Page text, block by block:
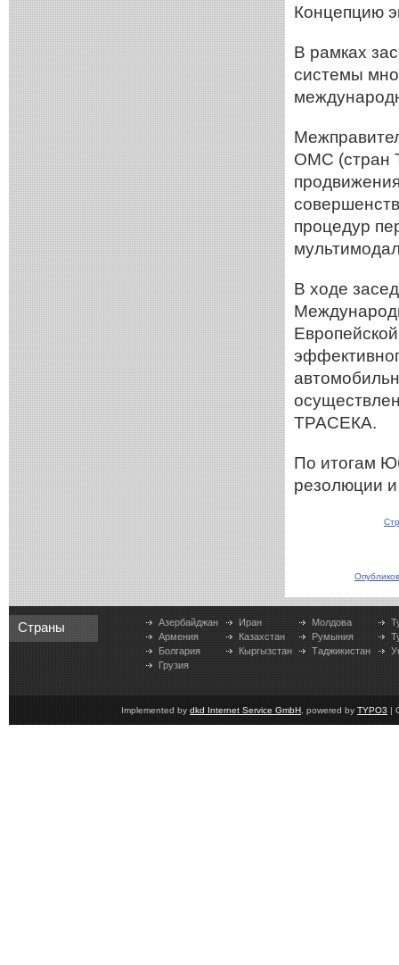
Концепцию
В рамках
системы
ОМС (стран
процедур
В ходе
ТРАСЕКА.
По итогам
резолюции
Страны
Азербайджан
Армения
Болгария
Грузия
Иран
Казахстан
Кыргызстан
Молдова
Румыния
Таджикистан
Implemented by dkd Internet Service GmbH , powered by TYPO3 |